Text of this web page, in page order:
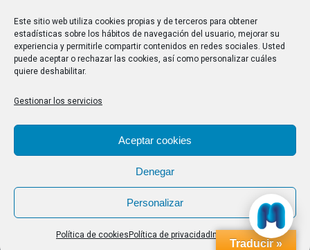
Este sitio web utiliza cookies propias y de terceros para obtener
estadísticas sobre los hábitos de navegación del usuario, mejorar su
experiencia y permitirle compartir contenidos en redes sociales. Usted
puede aceptar o rechazar las cookies, así como personalizar cuáles
quiere deshabilitar.
Gestionar los servicios
Aceptar cookies
Denegar
Personalizar
Política de cookies Política de privacidad Impressum
Aviso Legal|Política de privacidad|Política de cookies
Traducir »